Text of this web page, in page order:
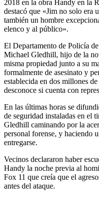
2018 en la obra Handy en la
destacó que «Jim no solo era
también un hombre
elenco y al público».
El Departamento de Policía
Michael Gledhill, hijo de la
misma propiedad junto a su
formalmente de asesinato y
establecida en dos millones
desconoce si cuenta con
En las últimas horas se
de seguridad instaladas en el
Gledhill caminando por la
personal forense, y haciendo
entregarse.
Vecinos declararon haber
Handy la noche previa al
Fox 11 que creía que el
antes del ataque.